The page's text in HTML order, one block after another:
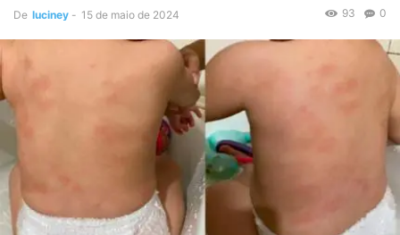
De luciney - 15 de maio de 2024 0
93